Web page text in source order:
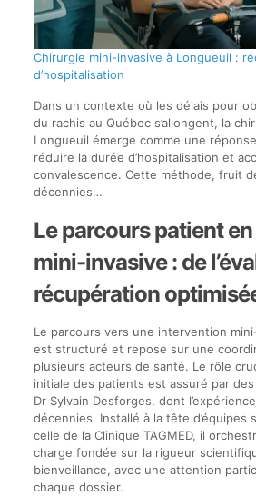
Chirurgie mini-invasive à Longueuil :
d’hospitalisation
Dans un contexte où les délais pour
du rachis au Québec s’allongent, la
Longueuil émerge comme une
réduire la durée d’hospitalisation et
convalescence. Cette méthode, fruit
décennies…
Le parcours patient
mini-invasive : de
récupération
Le parcours vers une intervention
est structuré et repose sur une
plusieurs acteurs de santé. Le rôle
initiale des patients est assuré par
Dr Sylvain Desforges, dont
décennies. Installé à la tête d’équipes
celle de la Clinique TAGMED, il
charge fondée sur la rigueur
bienveillance, avec une attention
chaque dossier.